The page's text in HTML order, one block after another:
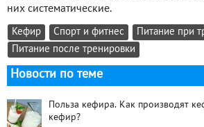
них систематические.
Кефир Спорт и фитнес
Питание при
Питание после тренировки
Новости по теме
Польза кефира. Как производят
кефир?